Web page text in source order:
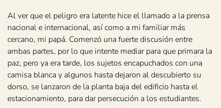
Al ver que el peligro era latente hice el llamado a la prensa
nacional e internacional, así como a mi familiar más
cercano, mi papá. Comenzó una fuerte discusión entre
ambas partes, por lo que intente mediar para que primara la
paz, pero ya era tarde, los sujetos encapuchados con una
camisa blanca y algunos hasta dejaron al descubierto su
dorso, se lanzaron de la planta baja del edificio hasta el
estacionamiento, para dar persecución a los estudiantes.